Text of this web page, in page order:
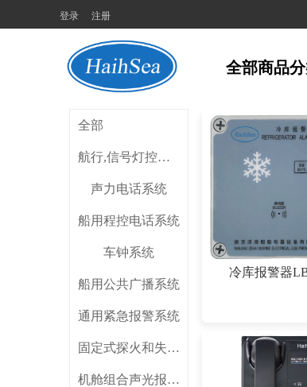
登录 注册
全部商品
全部
航行,信号灯控制器
声力电话系统
船用程控电话系统
车钟系统
船用公共广播系统
通用紧急报警系统
固定式探火和失火报警系统
机舱组合声光报警板
冷库报警器